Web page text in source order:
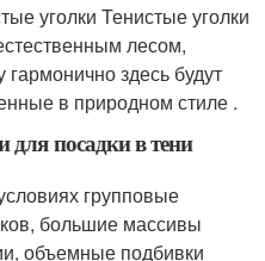
уголки Тенистые уголки
лесом,
здесь будут
в природном стиле .
для посадки в тени
групповые
большие массивы
объемные подбивки